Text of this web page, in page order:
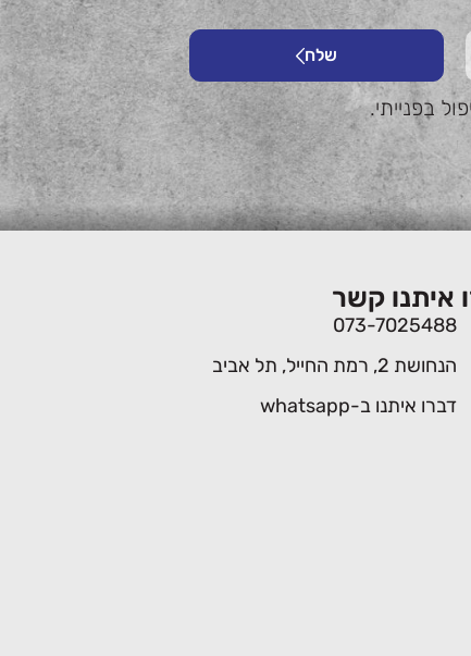
בפנייתי.
שלח
איתנו קשר
073-7025488
הנחושת 2, רמת החייל, תל אביב
דברו איתנו ב-whatsapp